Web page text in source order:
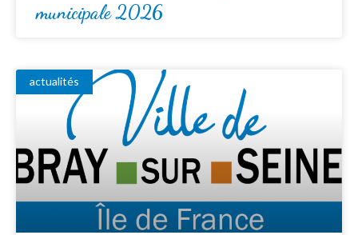
municipale 2026
actualités